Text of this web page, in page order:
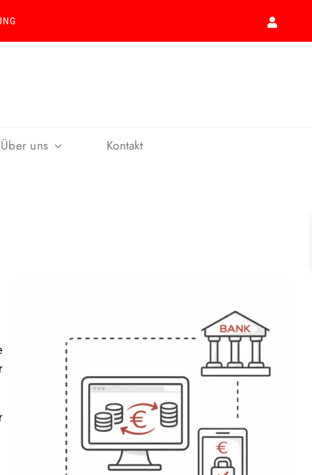
Über uns Kontakt